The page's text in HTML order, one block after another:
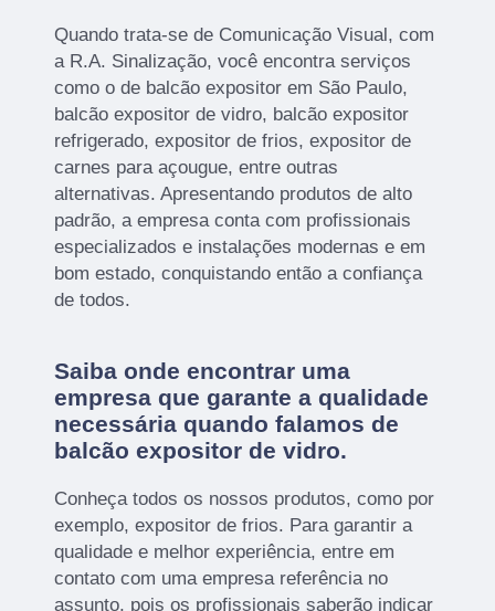
Quando trata-se de Comunicação Visual, com
a R.A. Sinalização, você encontra serviços
como o de balcão expositor em São Paulo,
balcão expositor de vidro, balcão expositor
refrigerado, expositor de frios, expositor de
carnes para açougue, entre outras
alternativas. Apresentando produtos de alto
padrão, a empresa conta com profissionais
especializados e instalações modernas e em
bom estado, conquistando então a confiança
de todos.
Saiba onde encontrar uma
empresa que garante a qualidade
necessária quando falamos de
balcão expositor de vidro.
Conheça todos os nossos produtos, como por
exemplo, expositor de frios. Para garantir a
qualidade e melhor experiência, entre em
contato com uma empresa referência no
assunto, pois os profissionais saberão indicar